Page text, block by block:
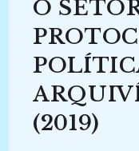
O
(2019)